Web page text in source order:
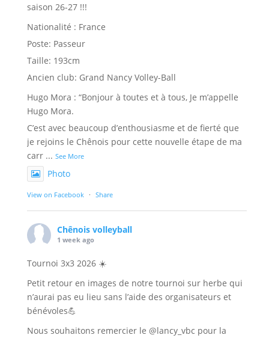
saison 26-27 !!!
Nationalité : France
Poste: Passeur
Taille: 193cm
Ancien club: Grand Nancy Volley-Ball
Hugo Mora : “Bonjour à toutes et à tous, Je m’appelle
Hugo Mora.
C’est avec beaucoup d’enthousiasme et de fierté que
je rejoins le Chênois pour cette nouvelle étape de ma
carr ... See More
Photo
View on Facebook · Share
Chênois volleyball
1 week ago
Tournoi 3x3 2026 ☀️
Petit retour en images de notre tournoi sur herbe qui
n’aurai pas eu lieu sans l’aide des organisateurs et
bénévoles💪
Nous souhaitons remercier le @lancy_vbc pour la